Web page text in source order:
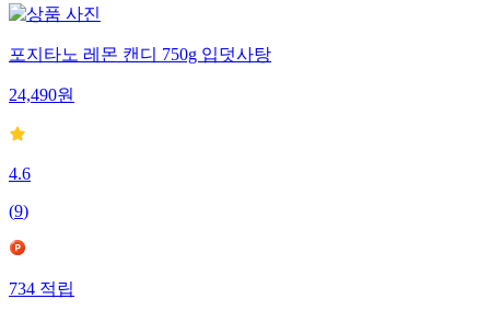
포지타노 레몬 캔디 750g 입덧사탕
24,490원
4.6
(9)
734적립